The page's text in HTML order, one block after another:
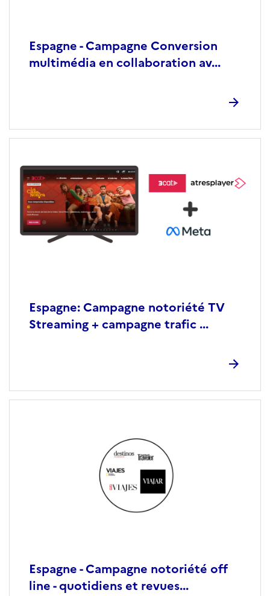
Espagne - Campagne Conversion
multimédia en collaboration av...
Espagne: Campagne notoriété TV
Streaming + campagne trafic ...
Espagne - Campagne notoriété off
line - quotidiens et revues...